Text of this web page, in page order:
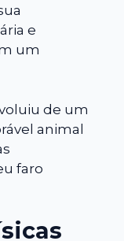
e
um
de um
animal
faro